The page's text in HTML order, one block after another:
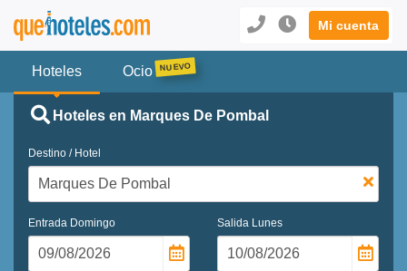
Mi cuenta
Hoteles Ocio
Hoteles en Marques De Pombal
Destino / Hotel
Entrada Domingo Salida Lunes